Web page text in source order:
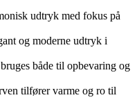
udtryk med fokus på
og moderne udtryk i
både til opbevaring og
tilfører varme og ro til